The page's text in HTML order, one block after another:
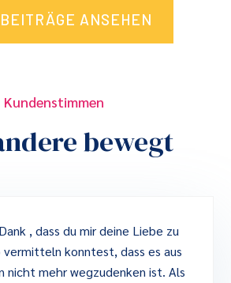
ANSEHEN
Kundenstimmen
bewegt
, dass du mir deine Liebe zu
vermitteln konntest, dass es aus
nicht mehr wegzudenken ist. Als